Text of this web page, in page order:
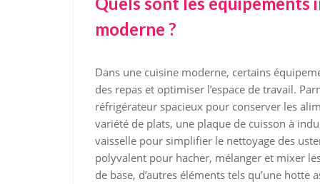
moderne ?
Dans une cuisine moderne, certains
des repas et optimiser l’espace de travail.
réfrigérateur spacieux pour conserver les
variété de plats, une plaque de cuisson à
vaisselle pour simplifier le nettoyage des
polyvalent pour hacher, mélanger et mixer
de base, d’autres éléments tels qu’une